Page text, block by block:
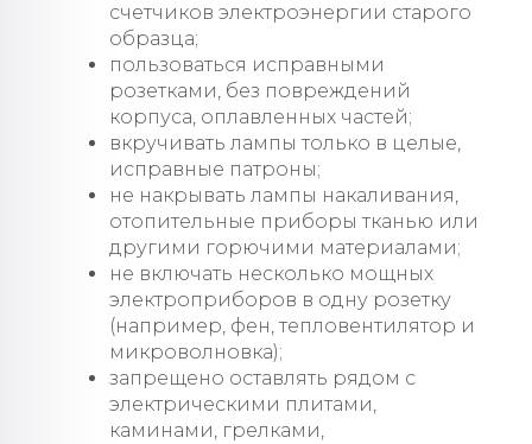
счетчиков электроэнергии старого
образца;
пользоваться исправными
розетками, без повреждений
корпуса, оплавленных частей;
вкручивать лампы только в целые,
исправные патроны;
не накрывать лампы накаливания,
отопительные приборы тканью или
другими горючими материалами;
не включать несколько мощных
электроприборов в одну розетку
(например, фен, тепловентилятор и
микроволновка);
запрещено оставлять рядом с
электрическими плитами,
каминами, грелками,